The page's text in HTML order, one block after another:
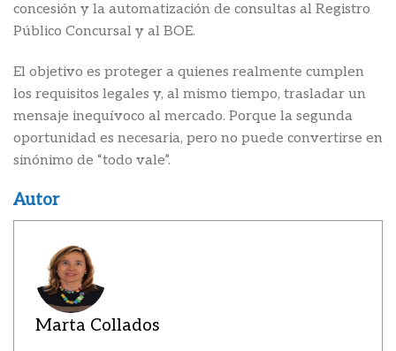
concesión y la automatización de consultas al Registro
Público Concursal y al BOE.
El objetivo es proteger a quienes realmente cumplen
los requisitos legales y, al mismo tiempo, trasladar un
mensaje inequívoco al mercado. Porque la segunda
oportunidad es necesaria, pero no puede convertirse en
sinónimo de “todo vale”.
Autor
Marta Collados